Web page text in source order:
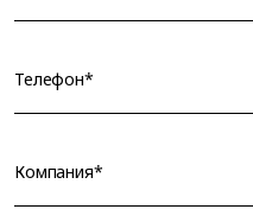
Телефон*
Компания*